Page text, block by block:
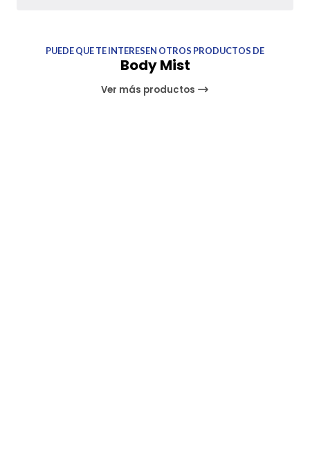
PUEDE QUE TE INTERESEN OTROS PRODUCTOS DE
Body Mist
Ver más productos